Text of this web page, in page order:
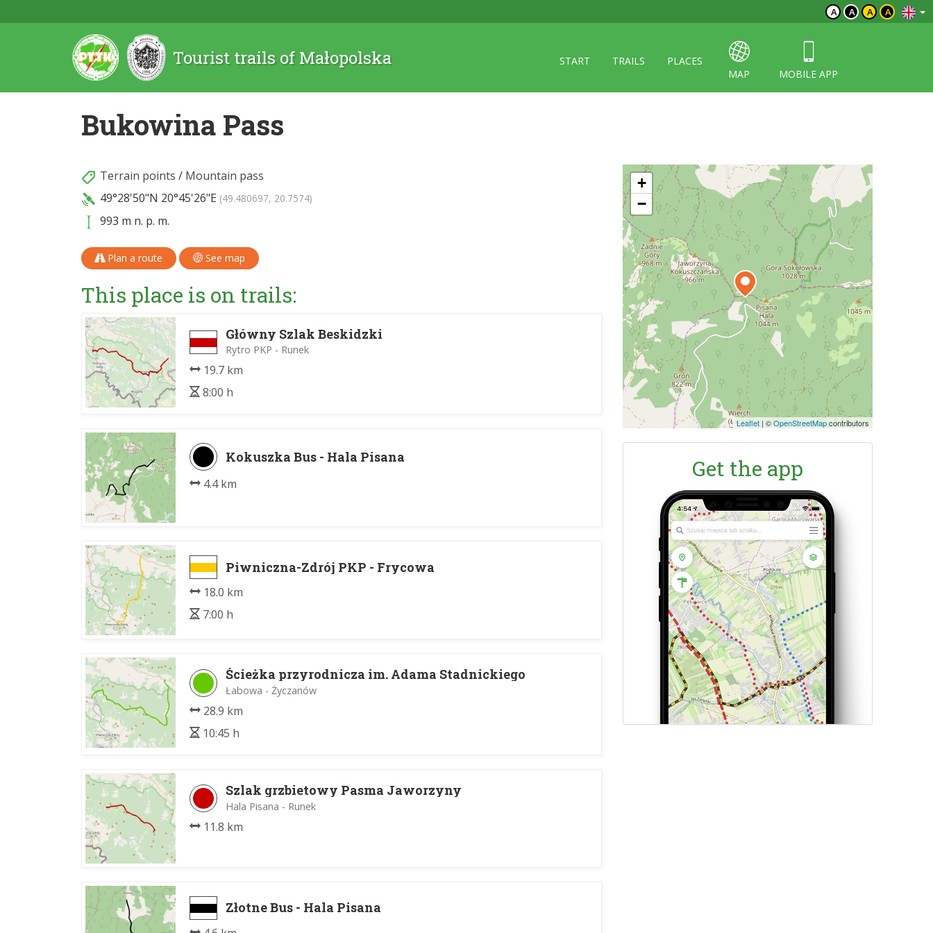
A A A A
Tourist trails of Małopolska START TRAILS
PLACES
MAP
MOBILE APP
Bukowina Pass
Terrain points / Mountain pass
49°28'50"N 20°45'26"E (49.480697, 20.7574)
993 m n. p. m.
Plan a route See map
This place is on trails:
Główny Szlak Beskidzki
Rytro PKP - Runek
19.7 km
8:00 h
Kokuszka Bus - Hala Pisana
4.4 km
Piwniczna-Zdrój PKP - Frycowa
18.0 km
7:00 h
Ścieżka przyrodnicza im. Adama Stadnickiego
Łabowa - Życzanów
28.9 km
10:45 h
Szlak grzbietowy Pasma Jaworzyny
Hala Pisana - Runek
11.8 km
Złotne Bus - Hala Pisana
+
−
Leaflet | ©OpenStreetMapcontributors
Get the app